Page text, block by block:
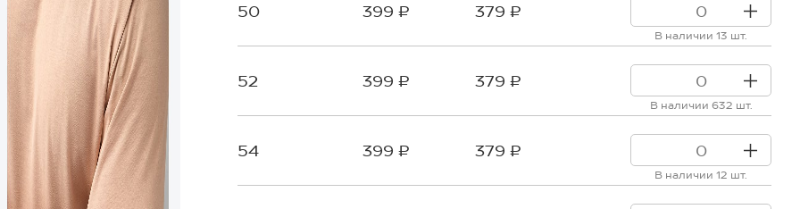
50 399 ₽ 379 ₽
В наличии 13 шт.
52 399 ₽ 379 ₽
В наличии 632 шт.
54 399 ₽ 379 ₽
В наличии 12 шт.